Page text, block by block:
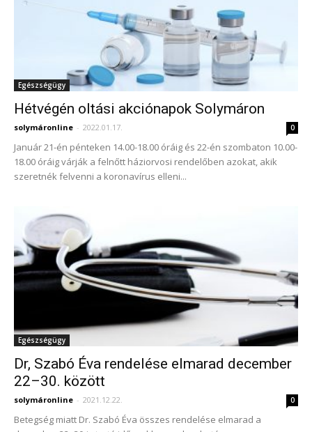
Egészségügy
Hétvégén oltási akciónapok Solymáron
solymáronline - 2022.01.17. 0
Január 21-én pénteken 14.00-18.00 óráig és 22-én szombaton 10.00-
18.00 óráig várják a felnőtt háziorvosi rendelőben azokat, akik
szeretnék felvenni a koronavírus elleni...
Egészségügy
Dr, Szabó Éva rendelése elmarad december
22–30. között
solymáronline - 2021.12.22. 0
Betegség miatt Dr. Szabó Éva összes rendelése elmarad a